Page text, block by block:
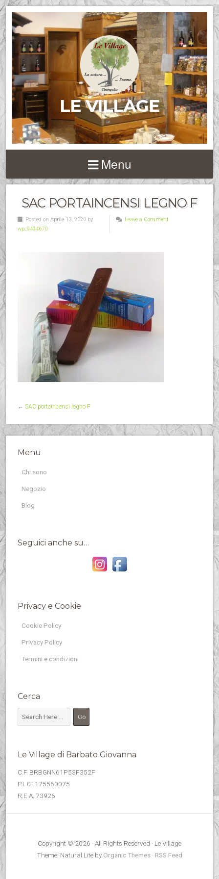
LE VILLAGE
Menu
SAC PORTAINCENSI LEGNO F
Posted on Aprile 13, 2020 by
wp_9494670
Leave a Comment
← SAC portaincensi legno F
Menu
Chi sono
Negozio
Blog
Seguici anche su…
Privacy e Cookie
Cookie Policy
Privacy Policy
Termini e condizioni
Cerca
Le Village di Barbato Giovanna
C.F. BRBGNN61P53F352F
P.I. 01175560075
R.E.A. 73926
Copyright © 2026 · All Rights Reserved · Le Village
Theme: Natural Lite by Organic Themes · RSS Feed